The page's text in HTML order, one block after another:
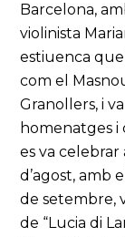
Barcelona,
violinista
estiuenca
com el
Granollers, i
homenatges
es va celebrar
d’agost, amb
de setembre,
de “Lucia di